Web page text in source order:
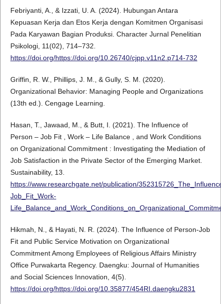
Febriyanti, A., & Izzati, U. A. (2024). Hubungan Antara
Kepuasan Kerja dan Etos Kerja dengan Komitmen Organisasi
Pada Karyawan Bagian Produksi. Character Jurnal Penelitian
Psikologi, 11(02), 714–732.
https://doi.org/https://doi.org/10.26740/cjpp.v11n2.p714-732
Griffin, R. W., Phillips, J. M., & Gully, S. M. (2020).
Organizational Behavior: Managing People and Organizations
(13th ed.). Cengage Learning.
Hasan, T., Jawaad, M., & Butt, I. (2021). The Influence of
Person – Job Fit , Work – Life Balance , and Work Conditions
on Organizational Commitment : Investigating the Mediation of
Job Satisfaction in the Private Sector of the Emerging Market.
Sustainability, 13.
https://www.researchgate.net/publication/
Job_Fit_Work-
Hikmah, N., & Hayati, N. R. (2024). The Influence of Person-Job
Fit and Public Service Motivation on Organizational
Commitment Among Employees of Religious Affairs Ministry
Office Purwakarta Regency. Daengku: Journal of Humanities
and Social Sciences Innovation, 4(5).
https://doi.org/https://doi.org/10.35877/454RI.daengku2831